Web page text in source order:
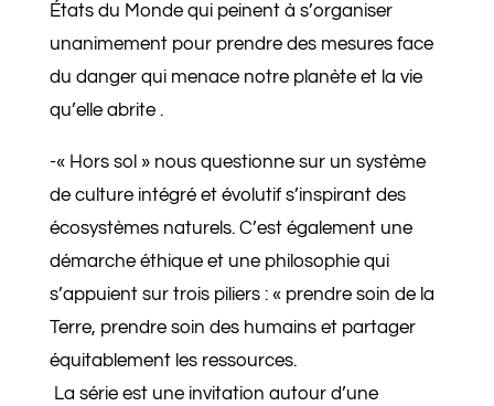
États du Monde qui peinent à s’organiser
unanimement pour prendre des mesures face
du danger qui menace notre planète et la vie
qu’elle abrite .
-« Hors sol » nous questionne sur un système
de culture intégré et évolutif s’inspirant des
écosystèmes naturels. C’est également une
démarche éthique et une philosophie qui
s’appuient sur trois piliers : « prendre soin de la
Terre, prendre soin des humains et partager
équitablement les ressources.
La série est une invitation autour d’une